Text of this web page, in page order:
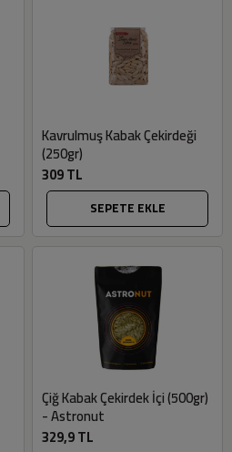
Kavrulmuş Kabak Çekirdeği
(250gr)
309 TL
SEPETE EKLE
Çiğ Kabak Çekirdek İçi (500gr)
- Astronut
329,9 TL